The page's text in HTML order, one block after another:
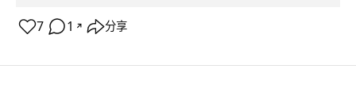
7 1 ↗ 分享